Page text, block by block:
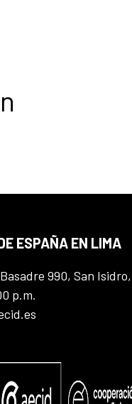
ESPAÑA EN LIMA
990, San
p.m.